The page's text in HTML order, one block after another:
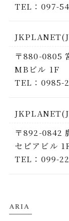
TEL：097-
〒880-0805
MBビル 1F
TEL：0985-
〒892-0842
セピアビル
TEL：099-
ARIA